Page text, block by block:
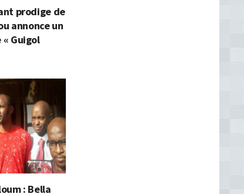
prodige de
annonce un
Guigol
: Bella